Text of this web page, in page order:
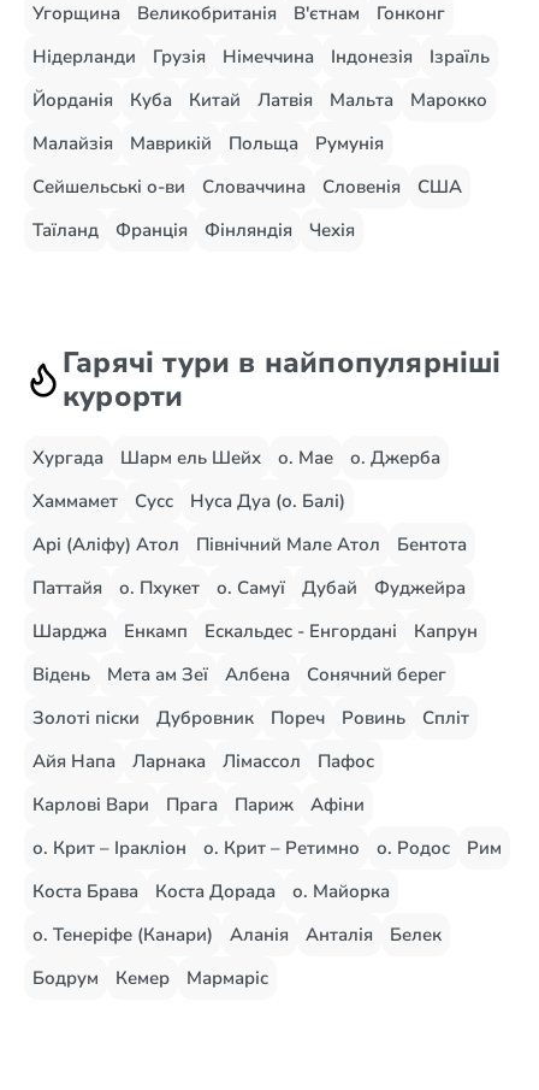
Угорщина
Великобританія В'єтнам
Гонконг
Нідерланди
Грузія Німеччина Індонезія
Ізраїль
Йорданія
Куба Китай Латвія Мальта
Марокко
Малайзія
Маврикій Польща
Румунія
Сейшельські о-ви
Словаччина Словенія
США
Таїланд
Франція Фінляндія Чехія
Гарячі тури в найпопулярніші
курорти
Хургада Шарм ель Шейх о. Мае
о. Джерба
Хаммамет
Сусс
Нуса Дуа (о. Балі)
Арі (Аліфу) Атол
Північний Мале Атол
Бентота
Паттайя
о. Пхукет о. Самуї Дубай
Фуджейра
Шарджа
Енкамп Ескальдес - Енгордані
Капрун
Відень
Мета ам Зеї Албена
Сонячний берег
Золоті піски
Дубровник Пореч Ровинь
Спліт
Айя Напа
Ларнака Лімассол
Пафос
Карлові Вари
Прага Париж
Афіни
о. Крит – Іракліон
о. Крит – Ретимно о. Родос
Рим
Коста Брава
Коста Дорада
о. Майорка
о. Тенеріфе (Канари)
Аланія Анталія
Белек
Бодрум
Кемер Мармаріс